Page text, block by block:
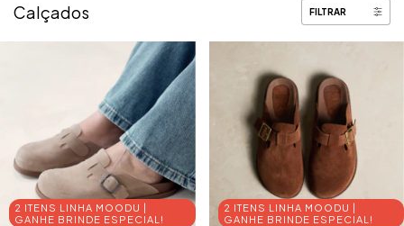
Calçados FILTRAR
2 ITENS LINHA MOODU |
GANHE BRINDE ESPECIAL!
2 ITENS LINHA MOODU |
GANHE BRINDE ESPECIAL!